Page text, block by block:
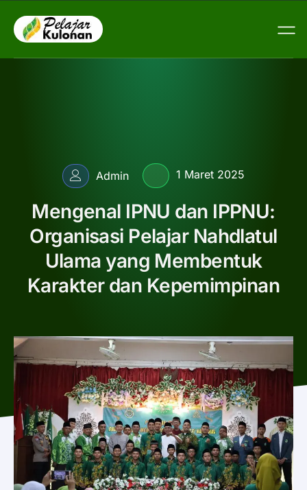
Admin 1 Maret 2025
Mengenal IPNU dan IPPNU:
Organisasi Pelajar Nahdlatul
Ulama yang Membentuk
Karakter dan Kepemimpinan